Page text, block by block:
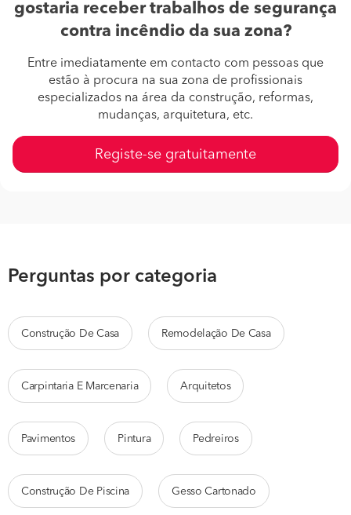
gostaria receber trabalhos de segurança
contra incêndio da sua zona?
Entre imediatamente em contacto com pessoas que
estão à procura na sua zona de profissionais
especializados na área da construção, reformas,
mudanças, arquitetura, etc.
Registe-se gratuitamente
Perguntas por categoria
Construção De Casa Remodelação De Casa
Carpintaria E Marcenaria Arquitetos
Pavimentos Pintura Pedreiros
Construção De Piscina Gesso Cartonado